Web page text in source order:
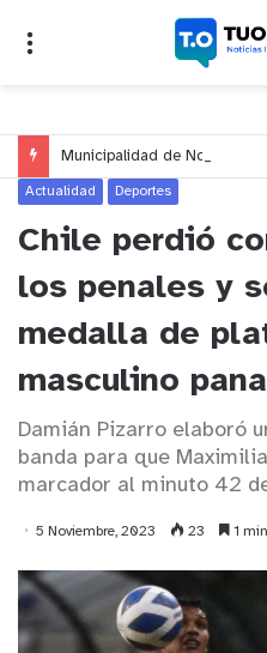
Actualidad Deportes
Chile perdió
los penales y
medalla de
masculino
Damián Pizarro elaboró
banda para que
marcador al minuto 42
5 Noviembre, 2023 23 1